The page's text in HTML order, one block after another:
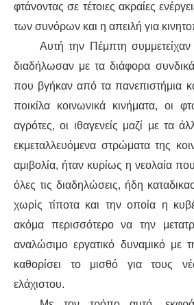
φτάνοντας σε τέτοιες ακραίες
των συνόρων και η απειλή για
Αυτή την Πέμπτησυμμετείχαν
διαδήλωσαν με τα διάφορα
που βγήκαν από τα πανεπιστήμια
ποικίλα κοινωνικά κινήματα, οι
αγρότες,οι ιθαγενείς μαζί με τα
εκμεταλλευόμενα στρώματατης
αμιβολία, ήταν κυρίως η νεολαία
όλες τις διαδηλώσεις, ήδη
χωρίς τίποτα και την οποία η
ακόμα περισσότερο να την
αναλώσιμο εργατικό δυναμικό με
καθορίσει το μισθό για τους
ελάχιστου.